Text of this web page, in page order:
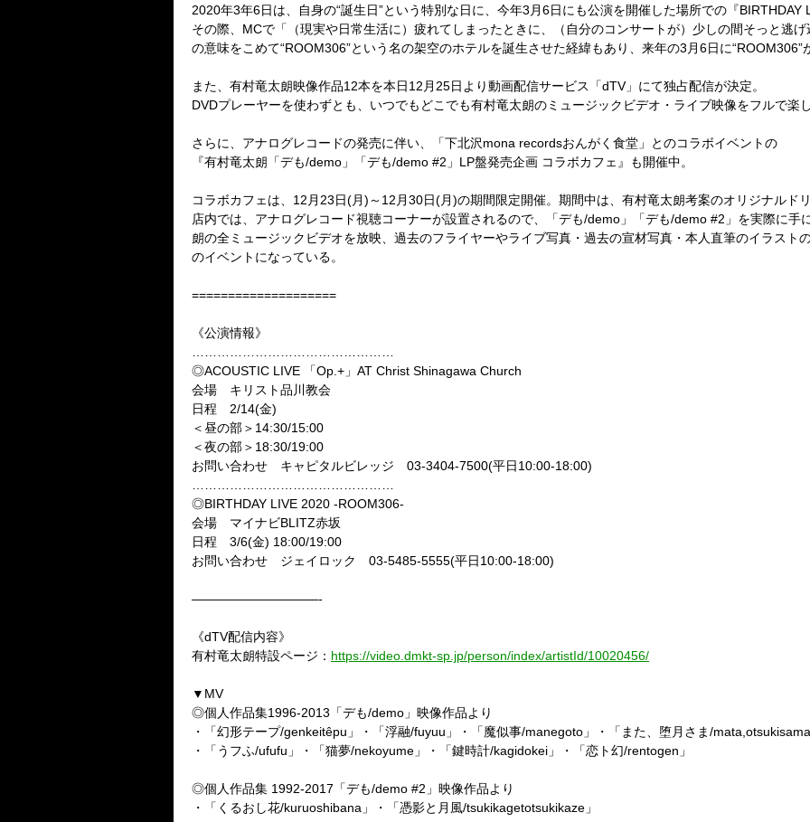
2020年3年6日は、自身の“誕生日”という特別な日に、今年3 月6日にも公演を開催した場所での『BIRTHDAY
その際、 MCで「（現実や日常生活に）疲れてしまったときに、（自分のコンサートが）少しの間そっと逃
の意味をこめて“ROOM306”という名の架空のホテルを誕生させた経緯もあり、来年の3 月6日に“ROOM306”
また、有村竜太朗映像作品12本を本日12 月 25日より動画配信サービス「dTV」にて独占配信が決定。
DVDプレーヤーを使わずとも、いつでもどこでも有村竜太朗のミュージックビデオ・ライブ映像をフルで楽
さらに、アナログレコードの発売に伴い、「下北沢mona recordsおんがく食堂」とのコラボイベントの
『有村竜太朗「デも/demo 」「デも/demo #2 」 LP盤発売企画 コラボカフェ』も開催中。
コラボカフェは、 12 月 23日(月) ～ 12 月30日(月)の期間限定開催。期間中は、有村竜太朗考案のオリジナルド
店内では、アナログレコード視聴コーナーが設置されるので、「デも/demo 」「デも/demo #2 」を実際に手
朗の全ミュージックビデオを放映、過去のフライヤーやライブ写真・過去の宣材写真・本人直筆のイラスト
のイベントになっている。
====================
《公演情報》
◎ACOUSTIC LIVE 「Op.+ 」 AT Christ Shinagawa Church
会場 キリスト品川教会
日程 2/14(金)
＜昼の部＞ 14:30/15:00
＜夜の部＞ 18:30/19:00
お問い合わせ キャピタルビレッジ 03-3404-7500(平日10:00-18:00)
◎BIRTHDAY LIVE 2020 -ROOM306-
会場 マイナビBLITZ赤坂
日程 3/6(金) 18:00/19:00
お問い合わせ ジェイロック 03-5485-5555(平日10:00-18:00)
——————————-
《dTV配信内容》
有村竜太朗特設ページ： https://video.dmkt-sp.jp/person/index/artistId/10020456/
▼ MV
◎個人作品集1996-2013 「デも/demo 」映像作品より
・「幻形テープ/genkeitêpu 」・「浮融/fuyuu 」・「魔似事/manegoto 」・「また、堕月さま/mata,otsukisama
・「うフふ/ufufu 」・「猫夢/nekoyume 」・「鍵時計/kagidokei 」・「恋ト幻/rentogen 」
◎個人作品集 1992-2017 「デも/demo #2 」映像作品より
・「くるおし花/kuruoshibana 」・「憑影と月風/tsukikagetotsukikaze 」